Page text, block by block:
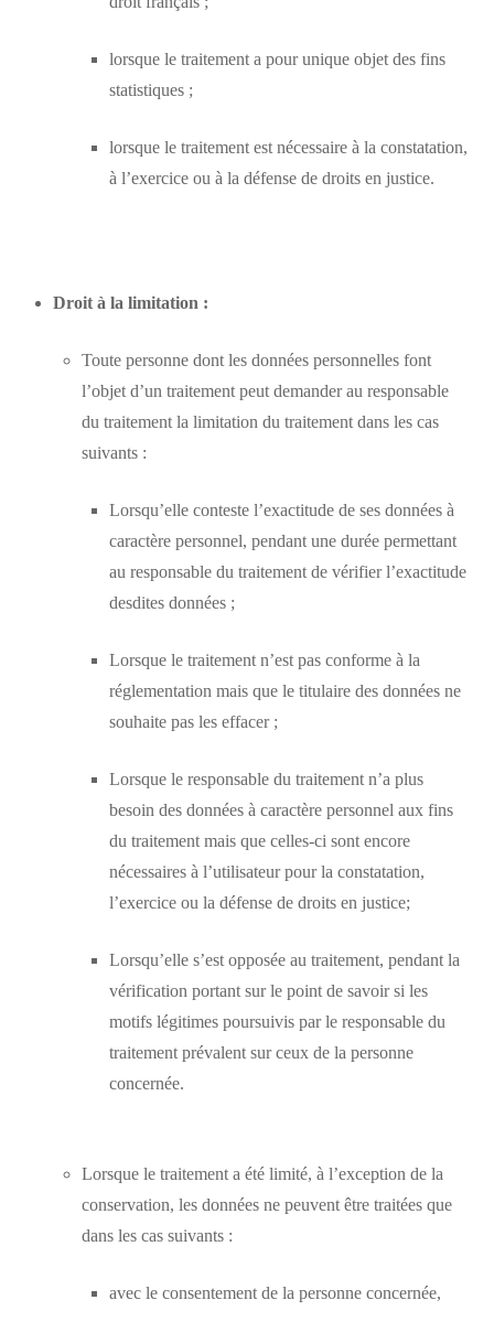
lorsque le traitement a pour unique objet des fins
statistiques ;
lorsque le traitement est nécessaire à la constatation,
à l’exercice ou à la défense de droits en justice.
Droit à la limitation :
Toute personne dont les données personnelles font
l’objet d’un traitement peut demander au responsable
du traitement la limitation du traitement dans les cas
suivants :
Lorsqu’elle conteste l’exactitude de ses données à
caractère personnel, pendant une durée permettant
au responsable du traitement de vérifier l’exactitude
desdites données ;
Lorsque le traitement n’est pas conforme à la
réglementation mais que le titulaire des données ne
souhaite pas les effacer ;
Lorsque le responsable du traitement n’a plus
besoin des données à caractère personnel aux fins
du traitement mais que celles-ci sont encore
nécessaires à l’utilisateur pour la constatation,
l’exercice ou la défense de droits en justice;
Lorsqu’elle s’est opposée au traitement, pendant la
vérification portant sur le point de savoir si les
motifs légitimes poursuivis par le responsable du
traitement prévalent sur ceux de la personne
concernée.
Lorsque le traitement a été limité, à l’exception de la
conservation, les données ne peuvent être traitées que
dans les cas suivants :
avec le consentement de la personne concernée,